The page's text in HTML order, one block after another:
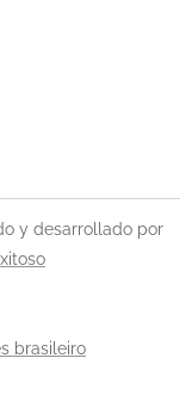
y desarrollado por
brasileiro